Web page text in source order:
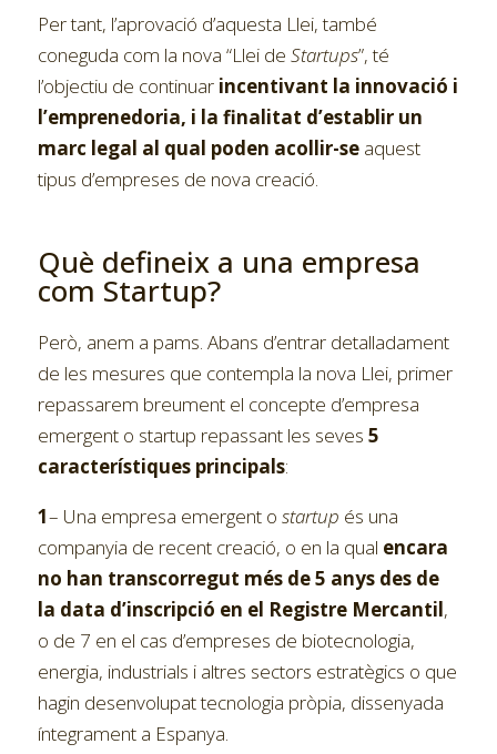
Per tant, l’aprovació d’aquesta Llei, també
coneguda com la nova “Llei de Startups”, té
l’objectiu de continuar incentivant la innovació i
l’emprenedoria, i la finalitat d’establir un
marc legal al qual poden acollir-seaquest
tipus d’empreses de nova creació.
Què defineix a una empresa
com Startup?
Però, anem a pams. Abans d’entrar detalladament
de les mesures que contempla la nova Llei, primer
repassarem breument el concepte d’empresa
emergent o startup repassant les seves 5
característiques principals:
1– Una empresa emergent o startup és una
companyia de recent creació, o en la qual encara
no han transcorregut més de 5 anys des de
la data d’inscripció en el Registre Mercantil,
o de 7 en el cas d’empreses de biotecnologia,
energia, industrials i altres sectors estratègics o que
hagin desenvolupat tecnologia pròpia, dissenyada
íntegrament a Espanya.